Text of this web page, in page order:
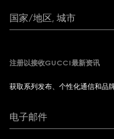
国家/地区, 城市
注册以接收GUCCI最新资讯
获取系列发布、个性化通信和品
电子邮件